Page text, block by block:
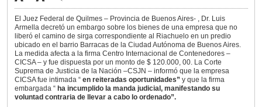
El Juez Federal de Quilmes – Provincia de Buenos Aires- , Dr. Luis
Armella decretó un embargo sobre los bienes de una empresa que no
liberó el camino de sirga correspondiente al Riachuelo en un predio
ubicado en el barrio Barracas de la Ciudad Autónoma de Buenos Aires.
La medida afecta a la firma Centro Internacional de Contenedores –
CICSA – y fue dispuesta por un monto de $ 120.000, 00. La Corte
Suprema de Justicia de la Nación –CSJN – informó que la empresa
CICSA fue intimada “ en reiteradas oportunidades” y que la firma
embargada “ ha incumplido la manda judicial, manifestando su
voluntad contraria de llevar a cabo lo ordenado”.